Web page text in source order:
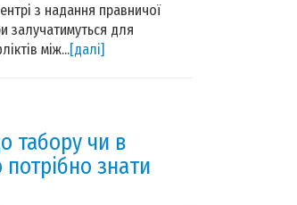
з надання правничої
залучатимуться для
між...[далі]
табору чи в
знати